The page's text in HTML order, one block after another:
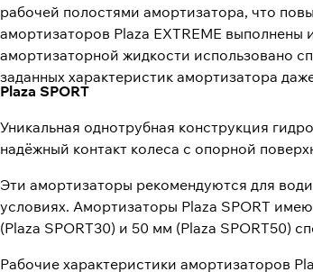
рабочей полостями амортизатора, что
амортизаторов Plaza EXTREME
амортизаторной жидкости использовано
заданных характеристик амортизатора
Plaza SPORT
Уникальная однотрубная конструкция
надёжный контакт колеса с опорной
Эти амортизаторы рекомендуются для
условиях. Амортизаторы Plaza SPORT
(Plaza SPORT30) и 50 мм (Plaza SPORT50)
Рабочие характеристики амортизаторов